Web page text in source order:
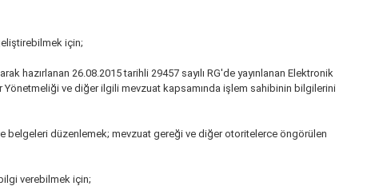
için;
hazırlanan 26.08.2015 tarihli 29457 sayılı RG'de yayınlanan Elektronik
Yönetmeliği ve diğer ilgili mevzuat kapsamında işlem sahibinin bilgilerini
belgeleri düzenlemek; mevzuat gereği ve diğer otoritelerce öngörülen
verebilmek için;